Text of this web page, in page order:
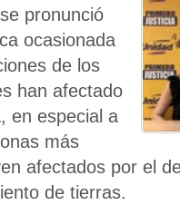
pronunció
ocasionada
de los
han afectado
en especial a
más
afectados por el
de tierras.